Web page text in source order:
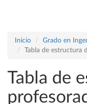
Inicio
Grado en
Tabla de
Tabla de